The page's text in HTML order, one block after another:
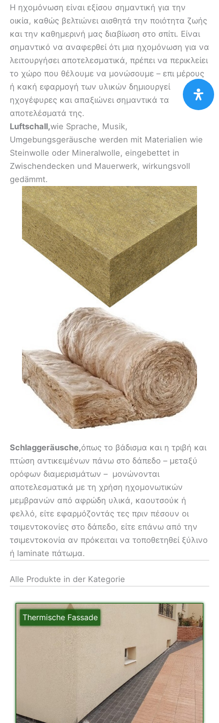
Η ηχομόνωση είναι εξίσου σημαντική για την
οικία, καθώς βελτιώνει αισθητά την ποιότητα ζωής
και την καθημερινή μας διαβίωση στο σπίτι. Είναι
σημαντικό να αναφερθεί ότι μια ηχομόνωση για να
λειτουργήσει αποτελεσματικά, πρέπει να περικλείει
το χώρο που θέλουμε να μονώσουμε – επι μέρους
ή κακή εφαρμογή των υλικών δημιουργεί
ηχογέφυρες και απαξιώνει σημαντικά τα
αποτελέσματά της.
Luftschall,wie Sprache, Musik,
Umgebungsgeräusche werden mit Materialien wie
Steinwolle oder Mineralwolle, eingebettet in
Zwischendecken und Mauerwerk, wirkungsvoll
gedämmt.
Schlaggeräusche,όπως το βάδισμα και η τριβή και
πτώση αντικειμένων πάνω στο δάπεδο – μεταξύ
ορόφων διαμερισμάτων – μονώνονται
αποτελεσματικά με τη χρήση ηχομονωτικών
μεμβρανών από αφρώδη υλικά, καουτσούκ ή
φελλό, είτε εφαρμόζοντάς τες πριν πέσουν οι
τσιμεντοκονίες στο δάπεδο, είτε επάνω από την
τσιμεντοκονία αν πρόκειται να τοποθετηθεί ξύλινο
ή laminate πάτωμα.
Alle Produkte in der Kategorie
Thermische Fassade